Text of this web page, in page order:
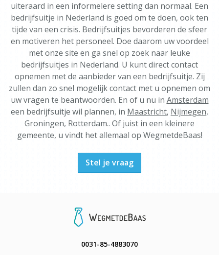
uiteraard in een informelere setting dan normaal. Een
bedrijfsuitje in Nederland is goed om te doen, ook ten
tijde van een crisis. Bedrijfsuitjes bevorderen de sfeer
en motiveren het personeel. Doe daarom uw voordeel
met onze site en ga snel op zoek naar leuke
bedrijfsuitjes in Nederland. U kunt direct contact
opnemen met de aanbieder van een bedrijfsuitje. Zij
zullen dan zo snel mogelijk contact met u opnemen om
uw vragen te beantwoorden. En of u nu in Amsterdam
een bedrijfsuitje wil plannen, in Maastricht, Nijmegen,
Groningen, Rotterdam.. Of juist in een kleinere
gemeente, u vindt het allemaal op WegmetdeBaas!
Stel je vraag
0031-85-4883070